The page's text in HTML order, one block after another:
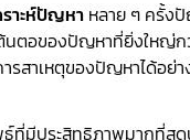
ราะห์ปัญหา หลาย ๆ ครั้ง
ตอของปัญหาที่ยิ่งใหญ่
ารสาเหตุของปัญหาได้
ธ์ที่มีประสิทธิภาพมากที่สุ